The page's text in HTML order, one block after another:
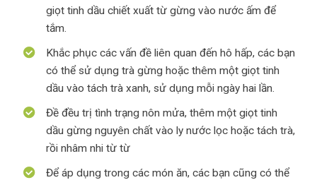
giọt tinh dầu chiết xuất từ gừng vào nước ấm để
tắm.
Khắc phục các vấn đề liên quan đến hô hấp, các bạn
có thể sử dụng trà gừng hoặc thêm một giọt tinh
dầu vào tách trà xanh, sử dụng mỗi ngày hai lần.
Đề đều trị tình trạng nôn mửa, thêm một giọt tinh
dầu gừng nguyên chất vào ly nước lọc hoặc tách trà,
rồi nhâm nhi từ từ
Để áp dụng trong các món ăn, các bạn cũng có thể